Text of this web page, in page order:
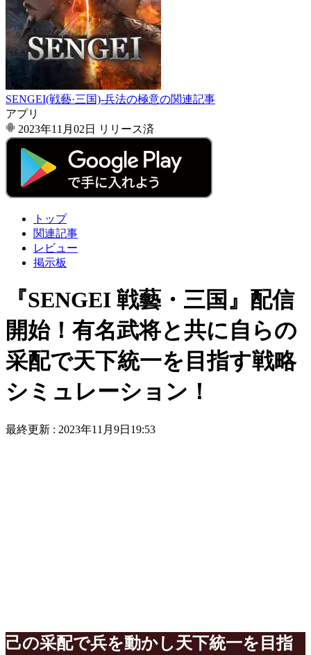
SENGEI(戦藝·三国)‐兵法の極意の関連記事
アプリ
2023年11月02日
リリース済
トップ
関連記事
レビュー
掲示板
『SENGEI 戦藝・三国』配信
開始！有名武将と共に自らの
采配で天下統一を目指す戦略
シミュレーション！
最終更新 : 2023年11月9日19:53
己の采配で兵を動かし天下統一を目指